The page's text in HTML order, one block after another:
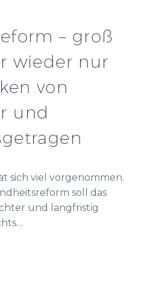
– groß
wieder nur
von
und
sich viel vorgenommen.
soll das
und langfristig